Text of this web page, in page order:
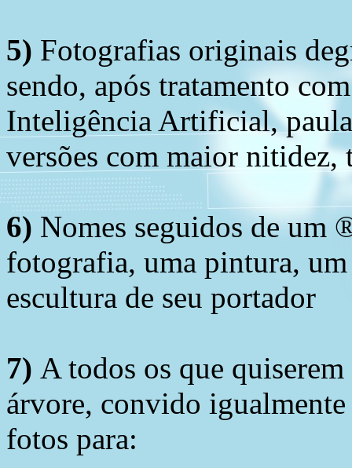
5) Fotografias originais
sendo, após tratamento
Inteligência Artificial,
versões com maior nitidez,
6) Nomes seguidos de um
fotografia, uma pintura,
escultura de seu portador
7) A todos os que
árvore, convido
fotos para: